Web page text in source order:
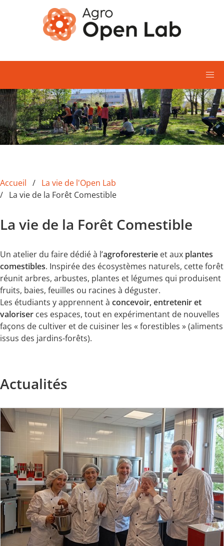
Aller au contenu principal
Accueil
La vie de l'Open Lab
La vie de la Forêt Comestible
La vie de la Forêt Comestible
Un atelier du faire dédié à l’agroforesterie et aux plantes
comestibles. Inspirée des écosystèmes naturels, cette forêt
réunit arbres, arbustes, plantes et légumes qui produisent
fruits, baies, feuilles ou racines à déguster.
Les étudiants y apprennent à concevoir, entretenir et
valoriser ces espaces, tout en expérimentant de nouvelles
façons de cultiver et de cuisiner les « forestibles » (aliments
issus des jardins-forêts).
Actualités